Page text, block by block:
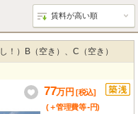
！）B（空き）、C（空き）
77万円 [税込]
(＋管理費等-円)